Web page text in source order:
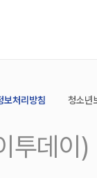
보처리방침 청소년
투데